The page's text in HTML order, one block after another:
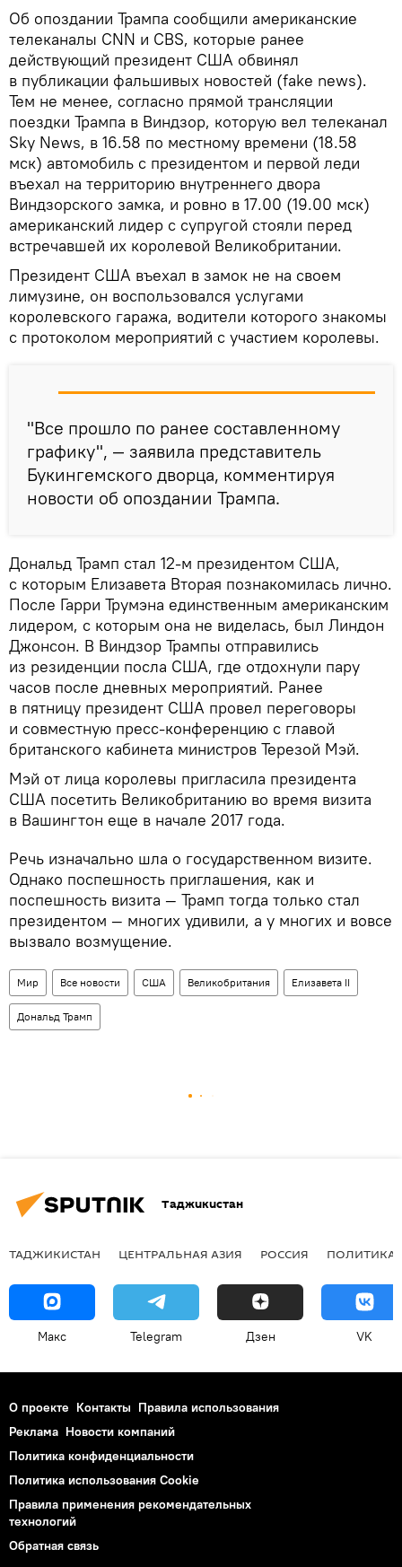
Об опоздании Трампа сообщили американские
телеканалы CNN и CBS, которые ранее
действующий президент США обвинял
в публикации фальшивых новостей (fake news).
Тем не менее, согласно прямой трансляции
поездки Трампа в Виндзор, которую вел телеканал
Sky News, в 16.58 по местному времени (18.58
мск) автомобиль с президентом и первой леди
въехал на территорию внутреннего двора
Виндзорского замка, и ровно в 17.00 (19.00 мск)
американский лидер с супругой стояли перед
встречавшей их королевой Великобритании.
Президент США въехал в замок не на своем
лимузине, он воспользовался услугами
королевского гаража, водители которого знакомы
с протоколом мероприятий с участием королевы.
"Все прошло по ранее составленному
графику", — заявила представитель
Букингемского дворца, комментируя
новости об опоздании Трампа.
Дональд Трамп стал 12-м президентом США,
с которым Елизавета Вторая познакомилась лично.
После Гарри Трумэна единственным американским
лидером, с которым она не виделась, был Линдон
Джонсон. В Виндзор Трампы отправились
из резиденции посла США, где отдохнули пару
часов после дневных мероприятий. Ранее
в пятницу президент США провел переговоры
и совместную пресс-конференцию с главой
британского кабинета министров Терезой Мэй.
Мэй от лица королевы пригласила президента
США посетить Великобританию во время визита
в Вашингтон еще в начале 2017 года.
Речь изначально шла о государственном визите.
Однако поспешность приглашения, как и
поспешность визита — Трамп тогда только стал
президентом — многих удивили, а у многих и вовсе
вызвало возмущение.
Мир Все новости США Великобритания Елизавета II
Дональд Трамп
Таджикистан
ТАДЖИКИСТАН ЦЕНТРАЛЬНАЯ АЗИЯ РОССИЯ ПОЛИТИКА
Макс Telegram Дзен VK
О проекте Контакты Правила использования
Реклама Новости компаний
Политика конфиденциальности
Политика использования Cookie
Правила применения рекомендательных
технологий
Обратная связь